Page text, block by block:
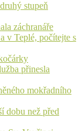
stupeň
záchranáře
v Teplé, počítejte s
přinesla
mokřadního
dobu než před